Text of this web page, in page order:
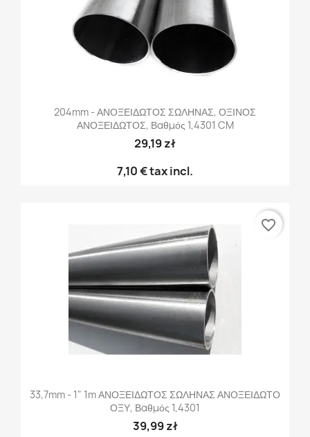
204mm - ΑΝΟΞΕΙΔΩΤΟΣ ΣΩΛΗΝΑΣ, ΟΞΙΝΟΣ
ΑΝΟΞΕΙΔΩΤΟΣ, Βαθμός 1,4301 CM
29,19 zł
7,10 €tax incl.
33,7mm - 1" 1m ΑΝΟΞΕΙΔΩΤΟΣ ΣΩΛΗΝΑΣ ΑΝΟΞΕΙΔΩΤΟ
ΟΞΥ, Βαθμός 1,4301
39,99 zł
favorite_border